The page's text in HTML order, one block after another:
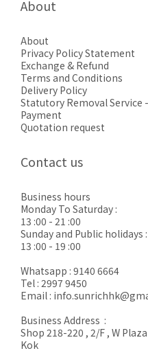
About
About
Privacy Policy Statement
Exchange & Refund
Terms and Conditions
Delivery Policy
Statutory Removal Service
Payment
Quotation request
Contact us
Business hours
Monday To Saturday :
13 :00 - 21 :00
Sunday and Public holidays :
13 :00 - 19 :00
Whatsapp : 9140 6664
Tel : 2997 9450
Email :
Business Address :
Shop 218-220 , 2/F , W
Kok